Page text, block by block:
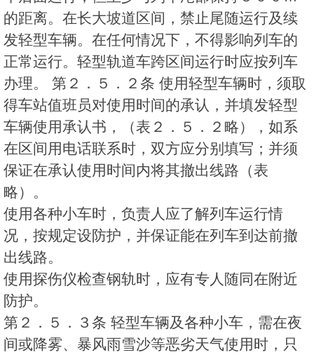
的距离。在长大坡道区间，禁止尾随运行及续
发轻型车辆。在任何情况下，不得影响列车的
正常运行。轻型轨道车跨区间运行时应按列车
办理。 第２．５．２条 使用轻型车辆时，须取
得车站值班员对使用时间的承认，并填发轻型
车辆使用承认书，（表２．５．２略），如系
在区间用电话联系时，双方应分别填写；并须
保证在承认使用时间内将其撤出线路（表
略）。
使用各种小车时，负责人应了解列车运行情
况，按规定设防护，并保证能在列车到达前撤
出线路。
使用探伤仪检查钢轨时，应有专人随同在附近
防护。
第２．５．３条 轻型车辆及各种小车，需在夜
间或降雾、暴风雨雪沙等恶劣天气使用时，只